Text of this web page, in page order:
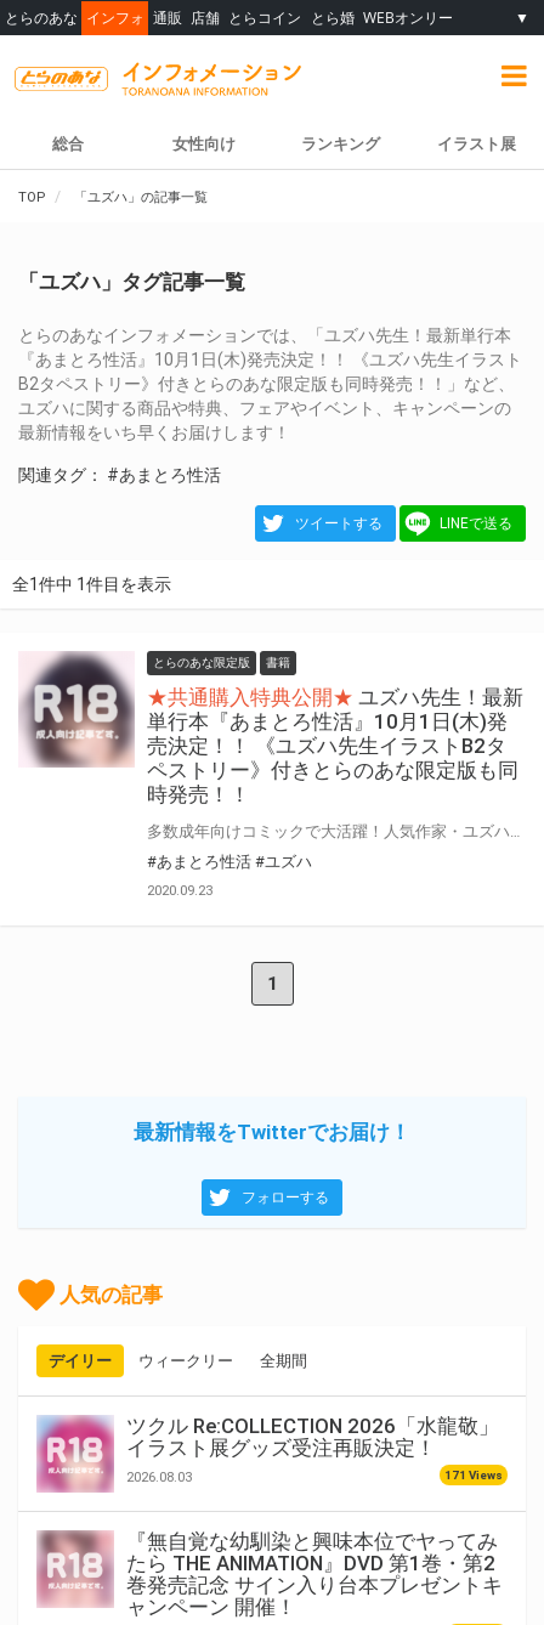
とらのあな インフォ 通販 店舗 とらコイン とら婚 WEBオンリー ▼
総合 女性向け ランキング イラスト展
TOP 「ユズハ」の記事一覧
「ユズハ」タグ記事一覧
とらのあなインフォメーションでは、「ユズハ先生！最新単行本
『あまとろ性活』10月1日(木)発売決定！！ 《ユズハ先生イラスト
B2タペストリー》付きとらのあな限定版も同時発売！！」など、
ユズハに関する商品や特典、フェアやイベント、キャンペーンの
最新情報をいち早くお届けします！
関連タグ： #あまとろ性活
ツイートする LINEで送る
全1件中 1件目を表示
とらのあな限定版 書籍
★共通購入特典公開★ ユズハ先生！最新
単行本『あまとろ性活』10月1日(木)発
売決定！！ 《ユズハ先生イラストB2タ
ペストリー》付きとらのあな限定版も同
時発売！！
#あまとろ性活 #ユズハ
2020.09.23
1
最新情報をTwitterでお届け！
フォローする
人気の記事
デイリー ウィークリー 全期間
ツクル Re:COLLECTION 2026「水龍敬」
イラスト展グッズ受注再販決定！
2026.08.03 171 Views
『無自覚な幼馴染と興味本位でヤってみ
たら THE ANIMATION』DVD 第1巻・第2
巻発売記念 サイン入り台本プレゼントキ
ャンペーン 開催！